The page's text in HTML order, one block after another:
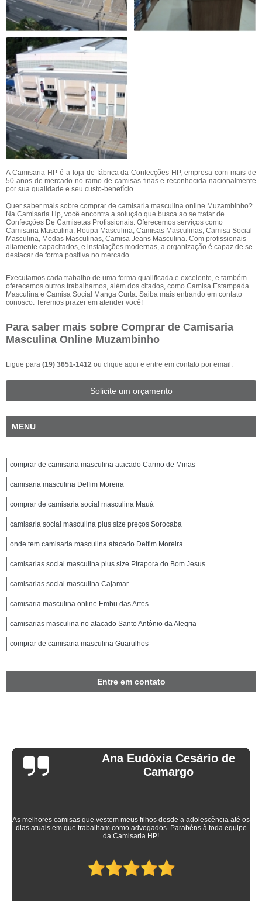
A Camisaria HP é a loja de fábrica da Confecções HP, empresa com mais de
50 anos de mercado no ramo de camisas finas e reconhecida nacionalmente
por sua qualidade e seu custo-benefício.
Quer saber mais sobre comprar de camisaria masculina online Muzambinho?
Na Camisaria Hp, você encontra a solução que busca ao se tratar de
Confecções De Camisetas Profissionais. Oferecemos serviços como
Camisaria Masculina, Roupa Masculina, Camisas Masculinas, Camisa Social
Masculina, Modas Masculinas, Camisa Jeans Masculina. Com profissionais
altamente capacitados, e instalações modernas, a organização é capaz de se
destacar de forma positiva no mercado.
Executamos cada trabalho de uma forma qualificada e excelente, e também
oferecemos outros trabalhamos, além dos citados, como Camisa Estampada
Masculina e Camisa Social Manga Curta. Saiba mais entrando em contato
conosco. Teremos prazer em atender você!
Para saber mais sobre Comprar de Camisaria
Masculina Online Muzambinho
Ligue para (19) 3651-1412 ou clique aqui e entre em contato por email.
Solicite um orçamento
MENU
comprar de camisaria masculina atacado Carmo de Minas
camisaria masculina Delfim Moreira
comprar de camisaria social masculina Mauá
camisaria social masculina plus size preços Sorocaba
onde tem camisaria masculina atacado Delfim Moreira
camisarias social masculina plus size Pirapora do Bom Jesus
camisarias social masculina Cajamar
camisaria masculina online Embu das Artes
camisarias masculina no atacado Santo Antônio da Alegria
comprar de camisaria masculina Guarulhos
Entre em contato
Ana Eudóxia Cesário de
Camargo
As melhores camisas que vestem meus filhos desde a adolescência até os
dias atuais em que trabalham como advogados. Parabéns à toda equipe
da Camisaria HP!